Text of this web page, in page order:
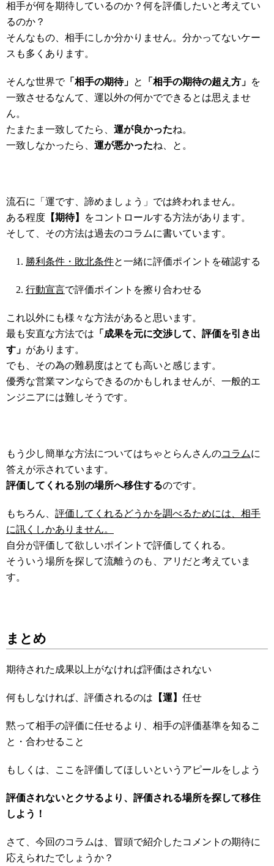
相手が何を期待しているのか？何を評価したいと考えてい
るのか？
そんなもの、相手にしか分かりません。分かってないケー
スも多くあります。
そんな世界で「相手の期待」 と 「相手の期待の超え方」 を
一致させるなんて、運以外の何かでできるとは思えませ
ん。
たまたま一致してたら、 運が良かったね。
一致しなかったら、 運が悪かったね、と。
流石に「運です、諦めましょう」では終われません。
ある程度 【期待】
をコントロールする方法があります。
そして、その方法は過去のコラムに書いています。
勝利条件・敗北条件と一緒に評価ポイントを確認する
行動宣言で評価ポイントを擦り合わせる
これ以外にも様々な方法があると思います。
最も安直な方法では 「成果を元に交渉して、評価を引き出
す」 があります。
でも、その為の難易度はとても高いと感じます。
優秀な営業マンならできるのかもしれませんが、一般的エ
ンジニアには難しそうです。
もう少し簡単な方法についてはちゃとらんさんのコラムに
答えが示されています。
評価してくれる別の場所へ移住するのです。
もちろん、 評価してくれるどうかを調べるためには、相手
に訊くしかありません。
自分が評価して欲しいポイントで評価してくれる。
そういう場所を探して流離うのも、アリだと考えていま
す。
まとめ
期待された成果以上がなければ評価はされない
何もしなければ、評価されるのは 【運】 任せ
黙って相手の評価に任せるより、相手の評価基準を知るこ
と・合わせること
もしくは、ここを評価してほしいというアピールをしよう
評価されないとクサるより、評価される場所を探して移住
しよう！
さて、今回のコラムは、冒頭で紹介したコメントの期待に
応えられたでしょうか？